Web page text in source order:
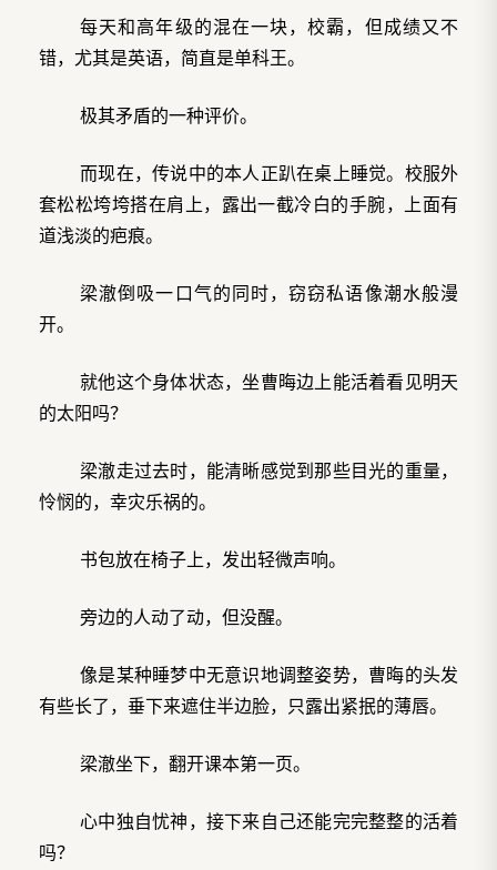
每天和高年级的混在一块，校霸，但成绩又不
错，尤其是英语，简直是单科王。
极其矛盾的一种评价。
而现在，传说中的本人正趴在桌上睡觉。校服外
套松松垮垮搭在肩上，露出一截冷白的手腕，上面有
道浅淡的疤痕。
梁澈倒吸一口气的同时，窃窃私语像潮水般漫
开。
就他这个身体状态，坐曹晦边上能活着看见明天
的太阳吗？
梁澈走过去时，能清晰感觉到那些目光的重量，
怜悯的，幸灾乐祸的。
书包放在椅子上，发出轻微声响。
旁边的人动了动，但没醒。
像是某种睡梦中无意识地调整姿势，曹晦的头发
有些长了，垂下来遮住半边脸，只露出紧抿的薄唇。
梁澈坐下，翻开课本第一页。
心中独自忧神，接下来自己还能完完整整的活着
吗？